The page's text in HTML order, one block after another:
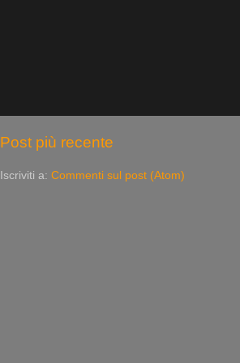
Post più recente
Iscriviti a: Commenti sul post (Atom)